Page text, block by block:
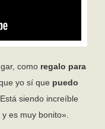
como regalo para
yo sí que puedo
Está siendo increíble
es muy bonito».